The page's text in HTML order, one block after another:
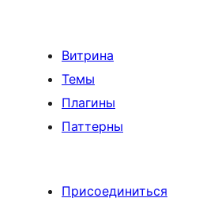
Витрина
Темы
Плагины
Паттерны
Присоединиться